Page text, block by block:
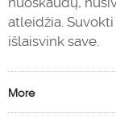
atleidžia.
išlaisvink save.
More